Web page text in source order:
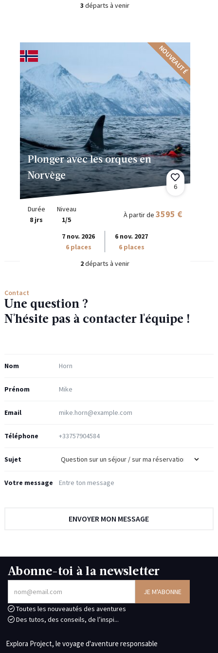
3 départs à venir
NOUVEAUTÉ
Plonger avec les orques en
Norvège
6
Durée
8 jrs
Niveau
1/5
À partir de 3595 €
7 nov. 2026
6 places
6 nov. 2027
6 places
2départs à venir
Contact
Une question ?
N'hésite pas à contacter l'équipe !
Nom
Prénom
Email
Téléphone
Sujet
Votre message
Abonne-toi à la newsletter
Toutes les nouveautés des aventures
Des tutos, des conseils, de l’inspi...
Explora Project, le voyage d'aventure responsable